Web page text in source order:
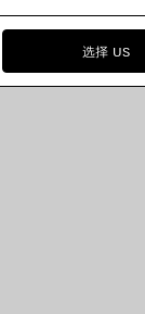
选择 US